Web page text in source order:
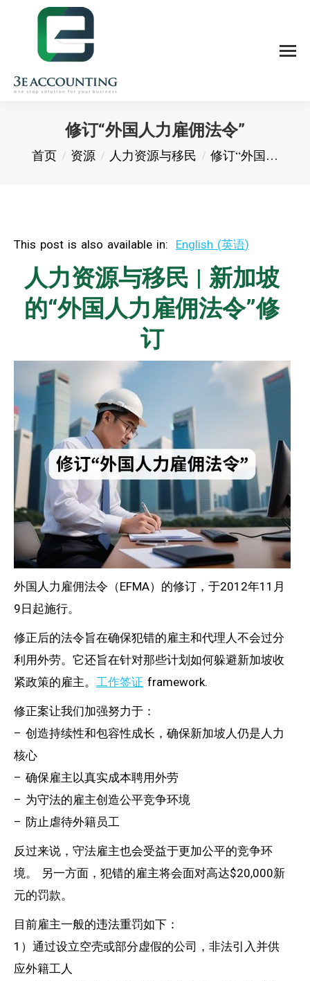
修订“外国人力雇佣法令”
您在这里：
首页 资源 人力资源与移民 修订“外国…
This post is also available in: English (英语)
人力资源与移民 | 新加坡
的“外国人力雇佣法令”修
订
外国人力雇佣法令（EFMA）的修订，于2012年11月
9日起施行。
修正后的法令旨在确保犯错的雇主和代理人不会过分
利用外劳。它还旨在针对那些计划如何躲避新加坡收
紧政策的雇主。 工作签证 framework.
修正案让我们加强努力于：
– 创造持续性和包容性成长，确保新加坡人仍是人力
核心
– 确保雇主以真实成本聘用外劳
– 为守法的雇主创造公平竞争环境
– 防止虐待外籍员工
反过来说，守法雇主也会受益于更加公平的竞争环
境。 另一方面，犯错的雇主将会面对高达$20,000新
元的罚款。
目前雇主一般的违法重罚如下：
1）通过设立空壳或部分虚假的公司，非法引入并供
应外籍工人